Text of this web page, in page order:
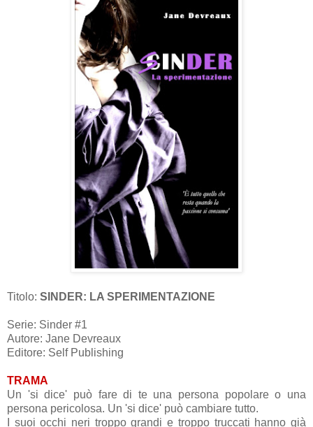
Titolo: SINDER: LA SPERIMENTAZIONE
Serie: Sinder #1
Autore: Jane Devreaux
Editore: Self Publishing
TRAMA
Un 'si dice' può fare di te una persona popolare o una
persona pericolosa. Un 'si dice' può cambiare tutto.
I suoi occhi neri troppo grandi e troppo truccati hanno già